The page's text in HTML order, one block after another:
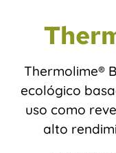
Thermolime®
ecológico
uso como
alto